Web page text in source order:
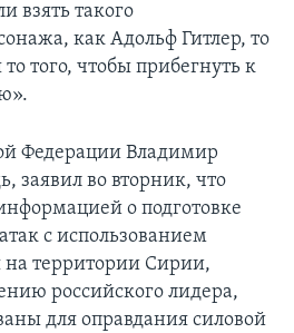
взять такого
как Адольф Гитлер, то
того, чтобы прибегнуть к
Федерации Владимир
заявил во вторник, что
о подготовке
с использованием
территории Сирии,
российского лидера,
для оправдания силовой